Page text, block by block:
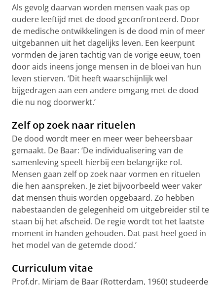
Als gevolg daarvan worden mensen vaak pas op
oudere leeftijd met de dood geconfronteerd. Door
de medische ontwikkelingen is de dood min of meer
uitgebannen uit het dagelijks leven. Een keerpunt
vormden de jaren tachtig van de vorige eeuw, toen
door aids ineens jonge mensen in de bloei van hun
leven stierven. ‘Dit heeft waarschijnlijk wel
bijgedragen aan een andere omgang met de dood
die nu nog doorwerkt.’
Zelf op zoek naar rituelen
De dood wordt meer en meer weer beheersbaar
gemaakt. De Baar: ‘De individualisering van de
samenleving speelt hierbij een belangrijke rol.
Mensen gaan zelf op zoek naar vormen en rituelen
die hen aanspreken. Je ziet bijvoorbeeld weer vaker
dat mensen thuis worden opgebaard. Zo hebben
nabestaanden de gelegenheid om uitgebreider stil te
staan bij het afscheid. De regie wordt tot het laatste
moment in handen gehouden. Dat past heel goed in
het model van de getemde dood.’
Curriculum vitae
Prof.dr. Mirjam de Baar (Rotterdam, 1960) studeerde